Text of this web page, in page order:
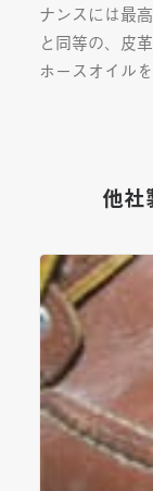
ナンスには最
と同等の、皮
ホースオイル
他社